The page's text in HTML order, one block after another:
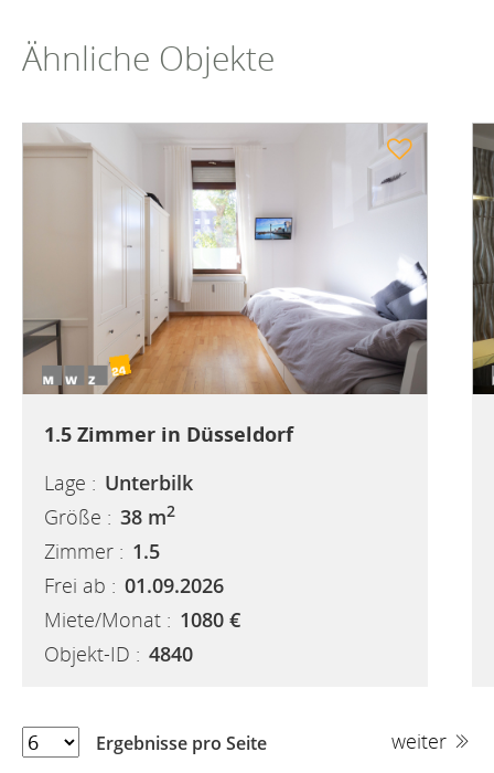
Ähnliche Objekte
1.5 Zimmer in Düsseldorf
Lage : Unterbilk
Größe : 38 m2
Zimmer : 1.5
Frei ab : 01.09.2026
Miete/Monat : 1080 €
Objekt-ID : 4840
Ergebnisse pro Seite weiter